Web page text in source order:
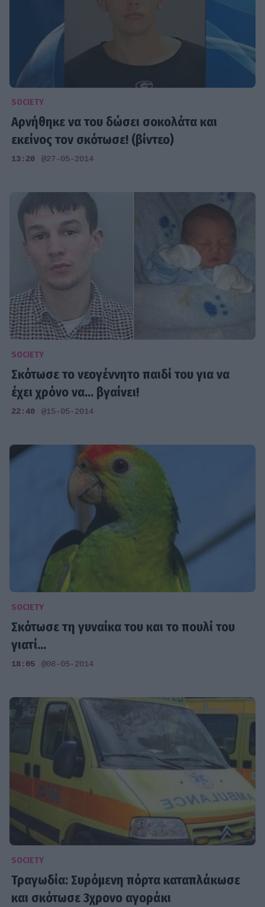
SOCIETY
Αρνήθηκε να του δώσει σοκολάτα και
εκείνος τον σκότωσε! (βίντεο)
13:20 @27-05-2014
SOCIETY
Σκότωσε το νεογέννητο παιδί του για να
έχει χρόνο να... βγαίνει!
22:40 @15-05-2014
SOCIETY
Σκότωσε τη γυναίκα του και το πουλί του
γιατί...
18:05 @08-05-2014
SOCIETY
Τραγωδία: Συρόμενη πόρτα καταπλάκωσε
και σκότωσε 3χρονο αγοράκι